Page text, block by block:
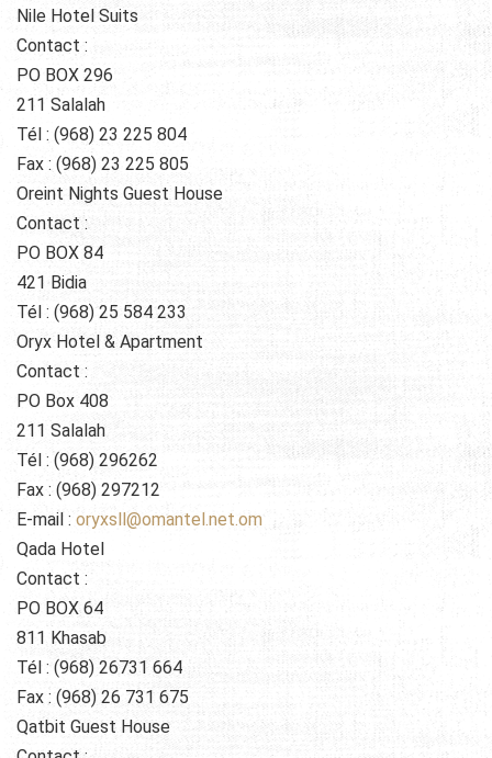
Nile Hotel Suits
Contact :
PO BOX 296
211 Salalah
Tél : (968) 23 225 804
Fax : (968) 23 225 805
Oreint Nights Guest House
Contact :
PO BOX 84
421 Bidia
Tél : (968) 25 584 233
Oryx Hotel & Apartment
Contact :
PO Box 408
211 Salalah
Tél : (968) 296262
Fax : (968) 297212
E-mail : oryxsll@omantel.net.om
Qada Hotel
Contact :
PO BOX 64
811 Khasab
Tél : (968) 26731 664
Fax : (968) 26 731 675
Qatbit Guest House